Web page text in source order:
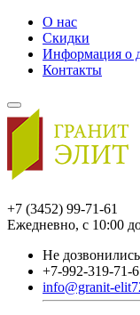
О нас
Скидки
Информация о
Контакты
+7 (3452) 99-71-61
Ежедневно, с 10:00
Не
+7-992-319-71-
info@granit-